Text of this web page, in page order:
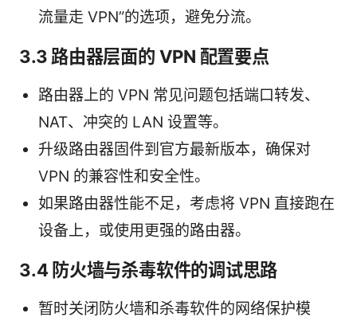
流量走 VPN”的选项，避免分流。
3.3 路由器层面的 VPN 配置要点
路由器上的 VPN 常见问题包括端口转发、
NAT、冲突的 LAN 设置等。
升级路由器固件到官方最新版本，确保对
VPN 的兼容性和安全性。
如果路由器性能不足，考虑将 VPN 直接跑在
设备上，或使用更强的路由器。
3.4 防火墙与杀毒软件的调试思路
暂时关闭防火墙和杀毒软件的网络保护模